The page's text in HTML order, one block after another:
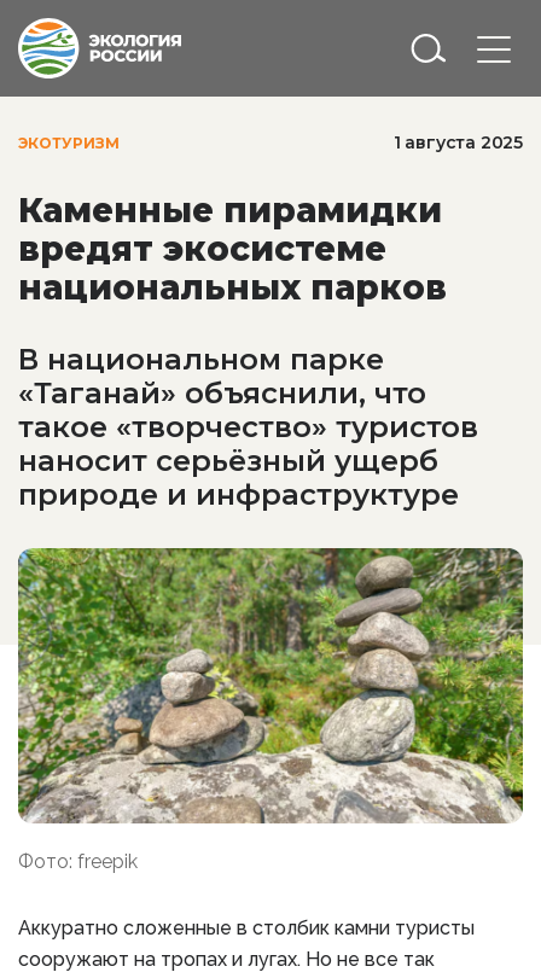
ЭКОТУРИЗМ 1 августа 2025
Каменные пирамидки
вредят экосистеме
национальных парков
В национальном парке
«Таганай» объяснили, что
такое «творчество» туристов
наносит серьёзный ущерб
природе и инфраструктуре
Фото: freepik
Аккуратно сложенные в столбик камни туристы
сооружают на тропах и лугах. Но не все так